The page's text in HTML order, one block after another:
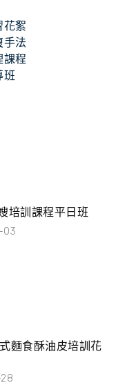
花絮
手法
課程
班
培訓課程平日班
03
麵食酥油皮培訓花